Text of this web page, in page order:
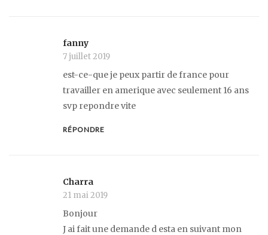
fanny
7 juillet 2019
est-ce-que je peux partir de france pour
travailler en amerique avec seulement 16 ans
svp repondre vite
RÉPONDRE
Charra
21 mai 2019
Bonjour
J ai fait une demande d esta en suivant mon